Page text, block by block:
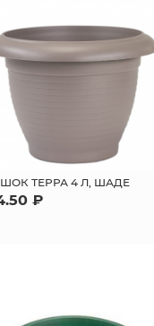
ТЕРРА 4 Л, ШАДЕ
₽